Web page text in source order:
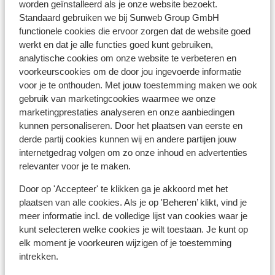
worden geïnstalleerd als je onze website bezoekt.
Standaard gebruiken we bij Sunweb Group GmbH
functionele cookies die ervoor zorgen dat de website goed
werkt en dat je alle functies goed kunt gebruiken,
analytische cookies om onze website te verbeteren en
voorkeurscookies om de door jou ingevoerde informatie
voor je te onthouden. Met jouw toestemming maken we ook
gebruik van marketingcookies waarmee we onze
marketingprestaties analyseren en onze aanbiedingen
kunnen personaliseren. Door het plaatsen van eerste en
derde partij cookies kunnen wij en andere partijen jouw
internetgedrag volgen om zo onze inhoud en advertenties
relevanter voor je te maken.
Door op 'Accepteer' te klikken ga je akkoord met het
plaatsen van alle cookies. Als je op 'Beheren’ klikt, vind je
meer informatie incl. de volledige lijst van cookies waar je
kunt selecteren welke cookies je wilt toestaan. Je kunt op
elk moment je voorkeuren wijzigen of je toestemming
intrekken.
een geldige identiteitskaart.
Heb je niet de Nederlandse nationaliteit, dan is het
belangrijk om na te vragen of er andere regels van
toepassing zijn. Dit vraag je na bij de ambassade van
het land waar je heen wilt en de landen waar je doorheen
reist.
Het reizen met de juiste documenten is jouw eigen
verantwoordelijkheid. Sunweb kan hiervoor niet
aansprakelijk worden gesteld.
Voor actuele informatie betreffende vaccinaties en
andere gegevens over gezondheid en reizen vind je op
de site van LCR: https://www.lcr.nl/.
Alarmnummer: